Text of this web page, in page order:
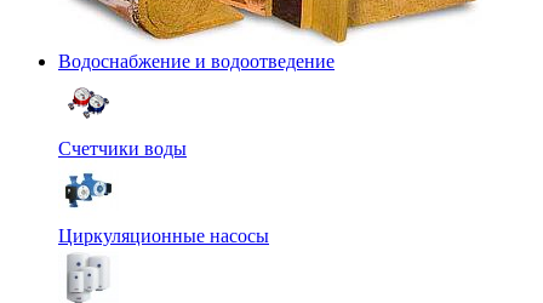
Водоснабжение и водоотведение
Счетчики воды
Циркуляционные насосы